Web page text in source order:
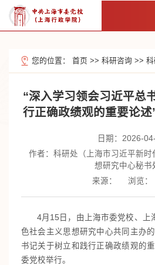
您的位置： 首页 >> 科研咨询 >>
“深入学习领会习近平总
行正确政绩观的重要论
日期：2026-
作者：科研处（上海市习近平新时
想研究中心秘书
来源：
浏览：
4月15日，由上海市委党校、上
色社会主义思想研究中心共同主办
书记关于树立和践行正确政绩观的
委党校举行。